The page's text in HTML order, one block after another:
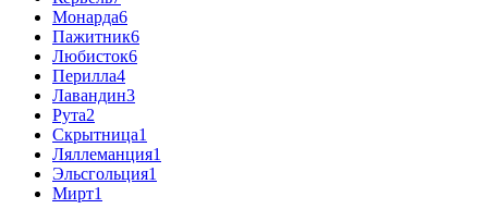
Монарда6
Пажитник6
Любисток6
Перилла4
Лавандин3
Рута2
Скрытница1
Ляллеманция1
Эльсгольция1
Мирт1